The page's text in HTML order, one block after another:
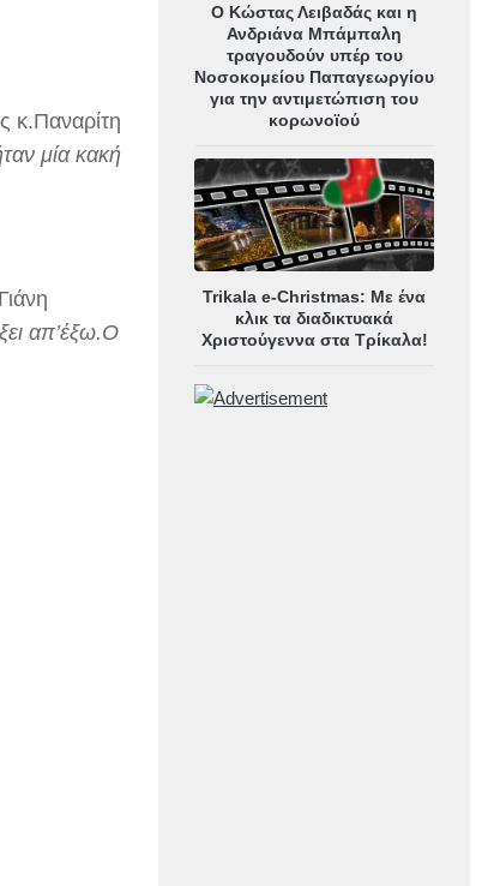
κ.Παναρίτη
μία κακή
απ’έξω.Ο
Ο Κώστας Λειβαδάς και η
Ανδριάνα Μπάμπαλη
τραγουδούν υπέρ του
Νοσοκομείου Παπαγεωργίου
για την αντιμετώπιση του
κορωνοϊού
Trikala e-Christmas: Με ένα
κλικ τα διαδικτυακά
Χριστούγεννα στα Τρίκαλα!